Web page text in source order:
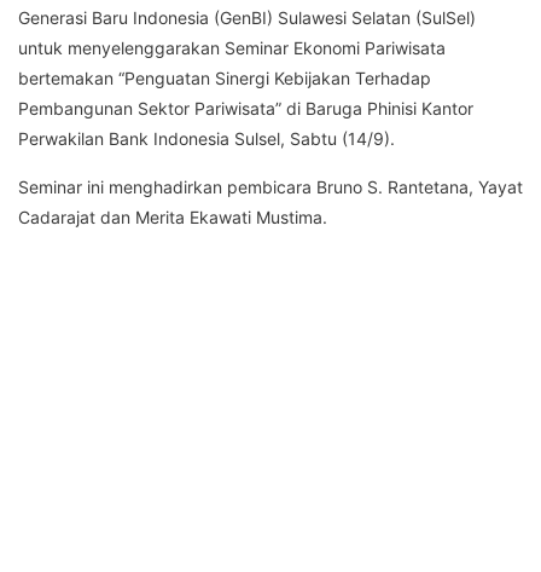
Generasi Baru Indonesia (GenBI) Sulawesi Selatan (SulSel)
untuk menyelenggarakan Seminar Ekonomi Pariwisata
bertemakan “Penguatan Sinergi Kebijakan Terhadap
Pembangunan Sektor Pariwisata” di Baruga Phinisi Kantor
Perwakilan Bank Indonesia Sulsel, Sabtu (14/9).
Seminar ini menghadirkan pembicara Bruno S. Rantetana, Yayat
Cadarajat dan Merita Ekawati Mustima.